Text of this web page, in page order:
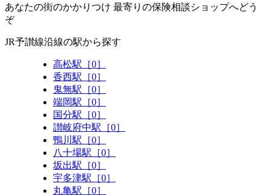
あなたの街のかかりつけ 最寄りの保険相談ショップへどう
ぞ
JR予讃線沿線の駅から探す
高松駅［0］
香西駅［0］
鬼無駅［0］
端岡駅［0］
国分駅［0］
讃岐府中駅［0］
鴨川駅［0］
八十場駅［0］
坂出駅［0］
宇多津駅［0］
丸亀駅［0］